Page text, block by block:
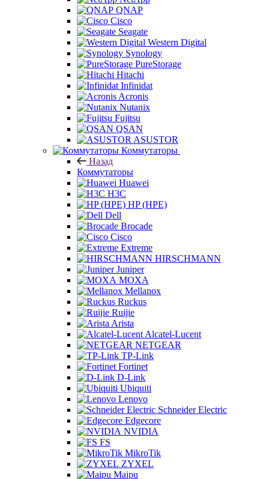
QNAP
Cisco
Seagate
Western Digital
Synology
PureStorage
Hitachi
Infinidat
Acronis
Nutanix
Fujitsu
QSAN
ASUSTOR
Коммутаторы
Назад
Коммутаторы
Huawei
H3C
HP (HPE)
Dell
Brocade
Cisco
Extreme
HIRSCHMANN
Juniper
MOXA
Mellanox
Ruckus
Ruijie
Arista
Alcatel-Lucent
NETGEAR
TP-Link
Fortinet
D-Link
Ubiquiti
Lenovo
Schneider Electric
Edgecore
NVIDIA
FS
MikroTik
ZYXEL
Maipu